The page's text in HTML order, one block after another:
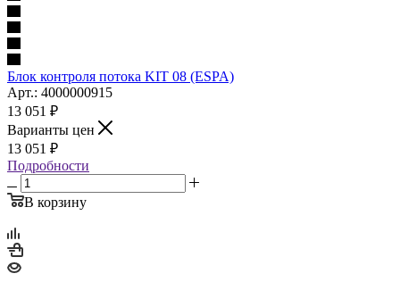
Блок контроля потока KIT 08 (ESPA)
Арт.: 4000000915
13 051 ₽
Варианты цен
13 051 ₽
Подробности
В корзину